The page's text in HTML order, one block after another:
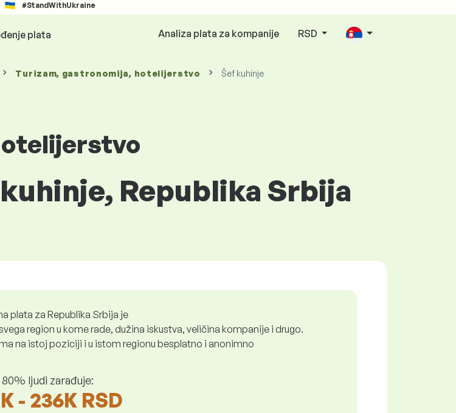
#StandWithUkraine
plata Analiza plata za kompanije RSD
Turizam, gastronomija, hotelijerstvo Šef kuhinje
Republika Srbija
plata za Republika Srbija je
region u kome rade, dužina iskustva, veličina kompanije i drugo.
na istoj poziciji i u istom regionu besplatno i anonimno
80% ljudi zarađuje:
- 236K RSD